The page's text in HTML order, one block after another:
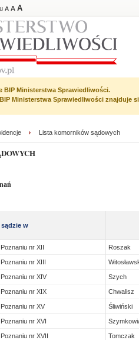
A A A
BIP Ministerstwa Sprawiedliwości.
Ministerstwa Sprawiedliwości znajduje
Lista komorników sądowych
sądzie w
nr XII Roszak
nr XIII
nr XIV Szych
nr XIX Chwalisz
nr XV Śliwiński
nr XVI
nr XVII Tomczak